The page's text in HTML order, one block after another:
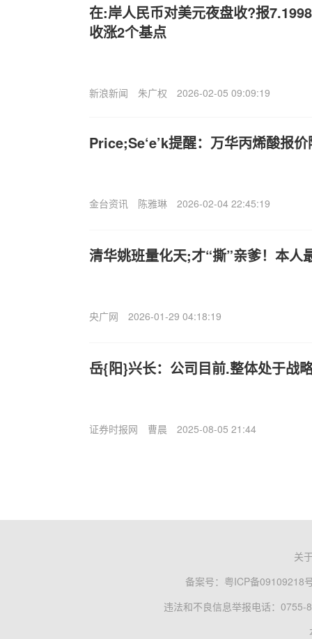
在:岸人民币对美元夜盘收?报
收涨2个基点
新浪新闻 朱广权 2026-02-05 09:09:19
Price;Se‘e’k提醒：万华丙烯酸报
金台资讯 陈雅琳 2026-02-04 22:45:19
清华姚班量化天;才“撕”亲爹！本人
央广网 2026-01-29 04:18:19
岳{阳}兴长：公司目前.整体处于战
证券时报网 曹晨 2025-08-05 21:44
关
备案号： 粤ICP备09109218
违法和不良信息举报电话：0755-